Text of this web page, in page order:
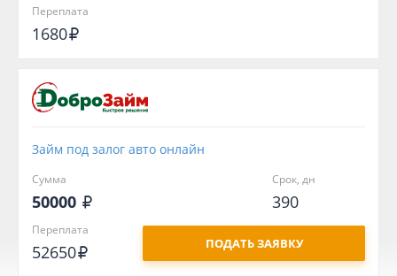
Переплата
1680
Займ под залог авто онлайн
Сумма
50000
Срок, дн
390
Переплата
52650 ПОДАТЬ ЗАЯВКУ